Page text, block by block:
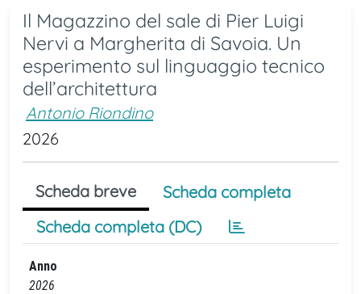
Il Magazzino del sale di Pier Luigi
Nervi a Margherita di Savoia. Un
esperimento sul linguaggio tecnico
dell’architettura
Antonio Riondino
2026
Scheda breve
Scheda completa
Scheda completa (DC)
Anno
2026